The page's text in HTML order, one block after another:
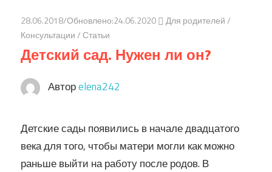
28.06.2018/Обновлено:24.06.2020 Для родителей/
Консультации/Статьи
Детский сад. Нужен ли он?
Авторelena242
Детские сады появились в начале двадцатого
века для того, чтобы матери могли как можно
раньше выйти на работу после родов. В